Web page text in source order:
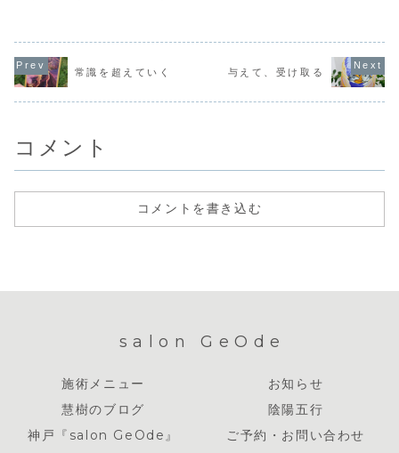
立たないのかもし
れません。自分が
空っぽだから、本
す...
がありました。そ
き、また「じゃ
も「とりあえず、
を同時に認
します。例
ピクサー映
『トイスト
ー』は子供
常識を超えていく 与えて、受け取る
コメント
コメントを書き込む
salon GeOde
施術メニュー
お知らせ
慧樹のブログ
陰陽五行
神戸『salon GeOde』
ご予約・お問い合わせ